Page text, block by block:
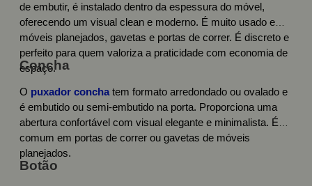
de embutir, é instalado dentro da espessura do móvel,
oferecendo um visual clean e moderno. É muito usado em
móveis planejados, gavetas e portas de correr. É discreto e
perfeito para quem valoriza a praticidade com economia de
espaço.
Concha
O puxador concha tem formato arredondado ou ovalado e
é embutido ou semi-embutido na porta. Proporciona uma
abertura confortável com visual elegante e minimalista. É
comum em portas de correr ou gavetas de móveis
planejados.
Botão